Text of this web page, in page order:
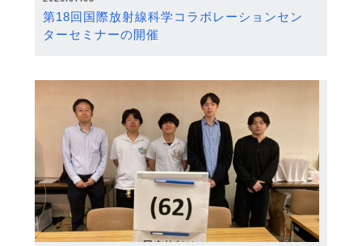
第18回国際放射線科学コラボレーションセン
ターセミナーの開催